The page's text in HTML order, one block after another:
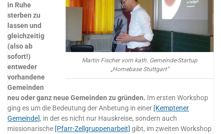
Martin Fischer vom kath. Gemeinde-Startup
„Homebase Stuttgart“
in Ruhe
sterben zu
lassen und
gleichzeitig
(also ab
sofort!)
entweder
vorhandene
Gemeinden
neu oder ganz neue Gemeinden zu gründen. Im ersten Workshop
ging es um die Bedeutung der Anbetung in einer [Kemptener
Gemeinde], in der es nicht nur Hauskreise, sondern auch
missionarische [Pfarr-Zellgruppenarbeit] gibt, im zweiten Workshop